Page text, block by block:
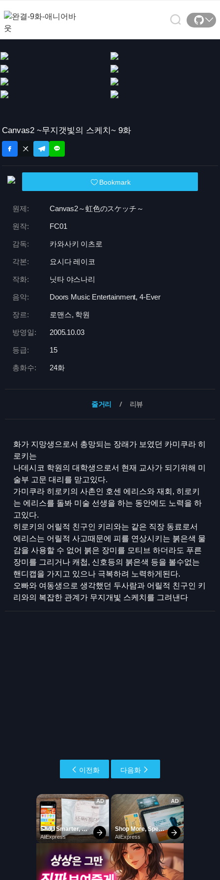
Canvas2 ~무지갯빛의 스케치~ 9화
Bookmark
원제: Canvas2～虹色のスケッチ～
원작: FC01
감독: 카와사키 이츠로
각본: 요시다 레이코
작화: 닛타 야스나리
음악: Doors Music Entertainment, 4-Ever
장르: 로맨스, 학원
방영일: 2005.10.03
등급: 15
총화수: 24화
줄거리 리뷰
화가 지망생으로서 총망되는 장래가 보였던 카미쿠라 히
로키는
나데시코 학원의 대학생으로서 현재 교사가 되기위해 미
술부 고문 대리를 맏고있다.
가미쿠라 히로키의 사촌인 호센 에리스와 재회, 히로키
는 에리스를 돌봐 미술 선생을 하는 동안에도 노력을 하
고있다.
히로키의 어릴적 친구인 키리와는 같은 직장 동료로서
에리스는 어릴적 사고때문에 피를 연상시키는 붉은색 물
감을 사용할 수 없어 붉은 장미를 모티브 하더라도 푸른
장미를 그리거나 캐첩, 신호등의 붉은색 등을 볼수없는
핸디캡을 가지고 있으나 극복하려 노력하게된다.
오빠와 여동생으로 생각했던 두사람과 어릴적 친구인 키
리와의 복잡한 관계가 무지개빛 스케치를 그려낸다
이전화 다음화